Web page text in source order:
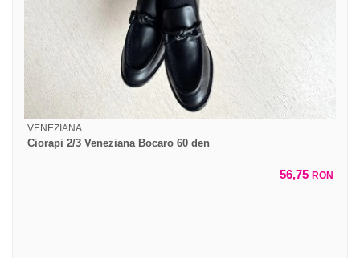
VENEZIANA
Ciorapi 2/3 Veneziana Bocaro 60 den
56,75 RON